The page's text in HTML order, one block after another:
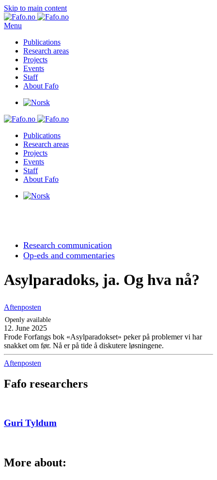
Skip to main content
Menu
Publications
Research areas
Projects
Events
Staff
About Fafo
Publications
Research areas
Projects
Events
Staff
About Fafo
Research communication
Op-eds and commentaries
Asylparadoks, ja. Og hva nå?
Aftenposten
Openly available
12. June 2025
Frode Forfangs bok «Asylparadokset» peker på problemer vi har
snakket om før. Nå er på tide å diskutere løsningene.
Aftenposten
Fafo researchers
Guri Tyldum
More about: